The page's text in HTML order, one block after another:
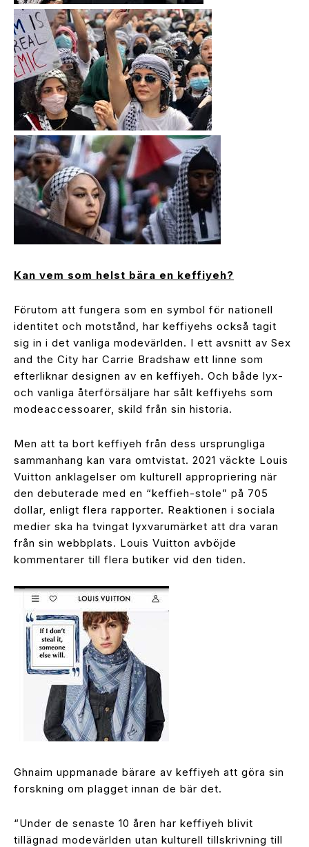
Kan vem som helst bära en keffiyeh?
Förutom att fungera som en symbol för nationell
identitet och motstånd, har keffiyehs också tagit
sig in i det vanliga modevärlden. I ett avsnitt av Sex
and the City har Carrie Bradshaw ett linne som
efterliknar designen av en keffiyeh. Och både lyx-
och vanliga återförsäljare har sålt keffiyehs som
modeaccessoarer, skild från sin historia.
Men att ta bort keffiyeh från dess ursprungliga
sammanhang kan vara omtvistat. 2021 väckte Louis
Vuitton anklagelser om kulturell appropriering när
den debuterade med en “keffieh-stole” på 705
dollar, enligt flera rapporter. Reaktionen i sociala
medier ska ha tvingat lyxvarumärket att dra varan
från sin webbplats. Louis Vuitton avböjde
kommentarer till flera butiker vid den tiden.
Ghnaim uppmanade bärare av keffiyeh att göra sin
forskning om plagget innan de bär det.
“Under de senaste 10 åren har keffiyeh blivit
tillägnad modevärlden utan kulturell tillskrivning till